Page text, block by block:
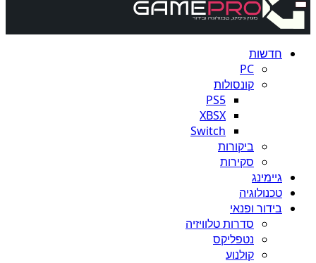
חדשות
PC
קונסולות
PS5
XBSX
Switch
ביקורות
סקירות
גיימינג
טכנולוגיה
בידור ופנאי
סדרות טלוויזיה
נטפליקס
קולנוע